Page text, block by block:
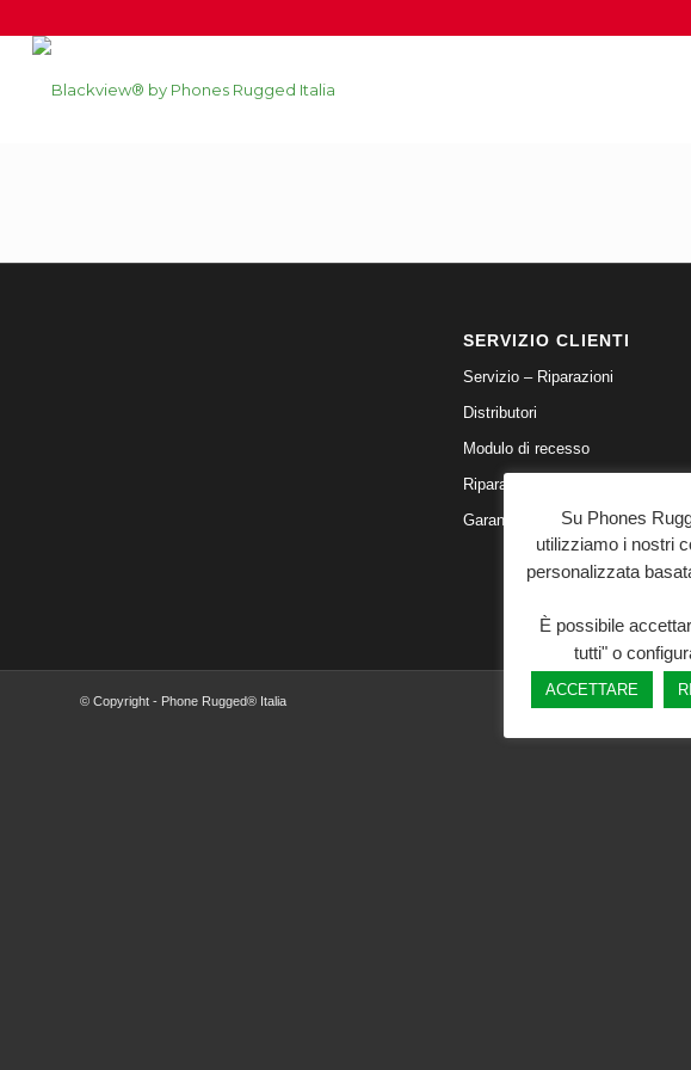
SERVIZIO CLIENTI
Servizio – Riparazioni
Distributori
Modulo di recesso
Riparazioni
Garanzia Blackview
© Copyright - Phone Rugged® Italia
Su Phones
utilizziamo i nostri
personalizzata
È possibile
tutti" o
ACCETTARE